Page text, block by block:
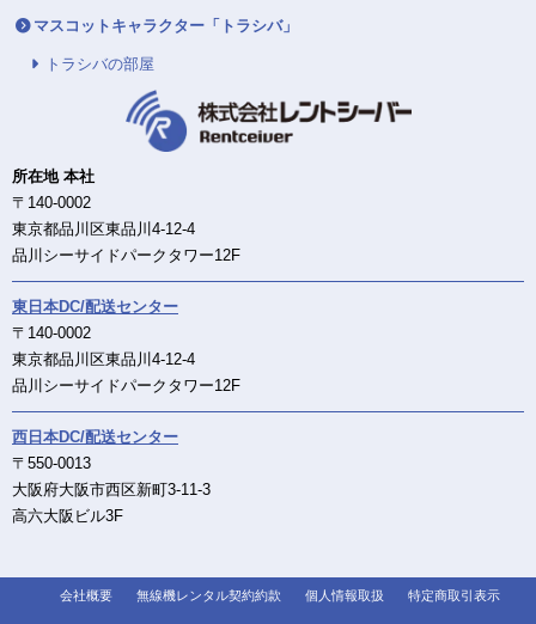
マスコットキャラクター「トラシバ」
トラシバの部屋
所在地 本社
〒140-0002
東京都品川区東品川4-12-4
品川シーサイドパークタワー12F
東日本DC/配送センター
〒140-0002
東京都品川区東品川4-12-4
品川シーサイドパークタワー12F
西日本DC/配送センター
〒550-0013
大阪府大阪市西区新町3-11-3
高六大阪ビル3F
会社概要 無線機レンタル契約約款 個人情報取扱 特定商取引表示